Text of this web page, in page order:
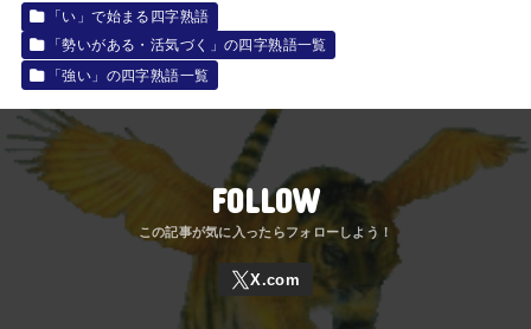
「い」で始まる四字熟語
「勢いがある・活気づく」の四字熟語一覧
「強い」の四字熟語一覧
FOLLOW